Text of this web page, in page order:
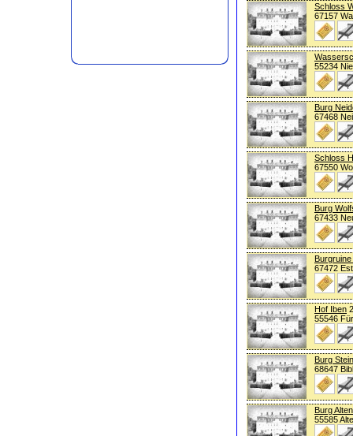
Schloss
67157
55234
Burg
67468
Schloss
67550
Burg
67433
67472
Hof Iben
55546
Burg Stein
68647
Burg
55585